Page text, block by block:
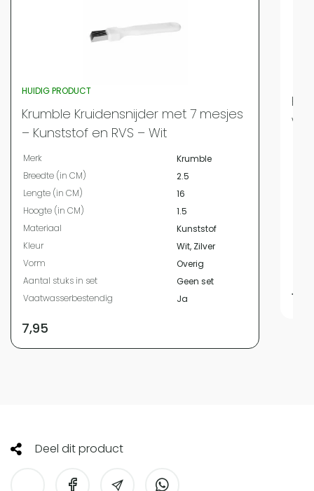
HUIDIG PRODUCT
Krumble Kruidensnijder met 7 mesjes
– Kunststof en RVS – Wit
Merk
Krumble
Breedte (in CM)
2.5
Lengte (in CM)
16
Hoogte (in CM)
1.5
Materiaal
Kunststof
Kleur
Wit, Zilver
Vorm
Overig
Aantal stuks in set
Geen set
Vaatwasserbestendig
Ja
7,95
wit
Deel dit product